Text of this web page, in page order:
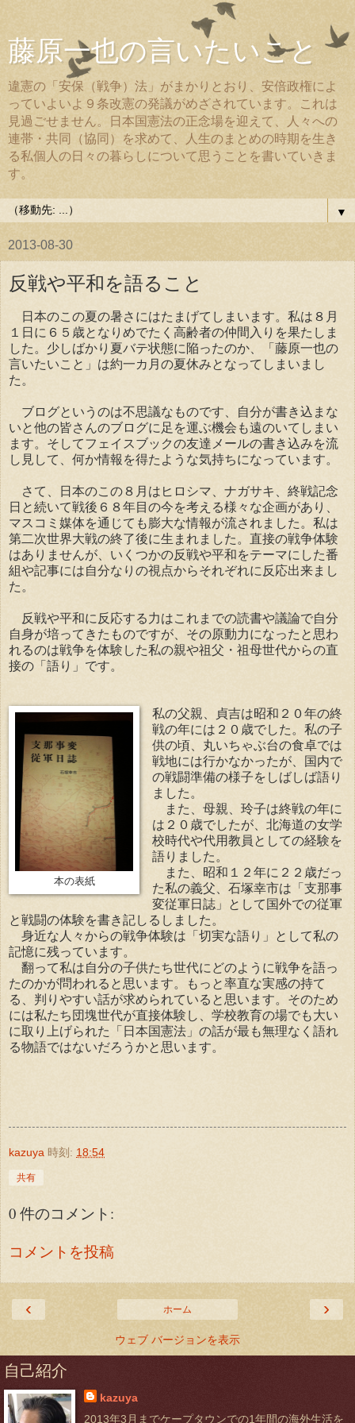
藤原一也の言いたいこと
違憲の「安保（戦争）法」がまかりとおり、安倍政権によ
っていよいよ９条改憲の発議がめざされています。これは
見過ごせません。日本国憲法の正念場を迎えて、人々への
連帯・共同（協同）を求めて、人生のまとめの時期を生き
る私個人の日々の暮らしについて思うことを書いていきま
す。
▼
2013-08-30
反戦や平和を語ること
日本のこの夏の暑さにはたまげてしまいます。私は８月
１日に６５歳となりめでたく高齢者の仲間入りを果たしま
した。少しばかり夏バテ状態に陥ったのか、「藤原一也の
言いたいこと」は約一カ月の夏休みとなってしまいまし
た。
ブログというのは不思議なものです、自分が書き込まな
いと他の皆さんのブログに足を運ぶ機会も遠のいてしまい
ます。そしてフェイスブックの友達メールの書き込みを流
し見して、何か情報を得たような気持ちになっています。
さて、日本のこの８月はヒロシマ、ナガサキ、終戦記念
日と続いて戦後６８年目の今を考える様々な企画があり、
マスコミ媒体を通じても膨大な情報が流されました。私は
第二次世界大戦の終了後に生まれました。直接の戦争体験
はありませんが、いくつかの反戦や平和をテーマにした番
組や記事には自分なりの視点からそれぞれに反応出来まし
た。
反戦や平和に反応する力はこれまでの読書や議論で自分
自身が培ってきたものですが、その原動力になったと思わ
れるのは戦争を体験した私の親や祖父・祖母世代からの直
接の「語り」です。
本の表紙
私の父親、貞吉は昭和２０年の終
戦の年には２０歳でした。私の子
供の頃、丸いちゃぶ台の食卓では
戦地には行かなかったが、国内で
の戦闘準備の様子をしばしば語り
ました。
また、母親、玲子は終戦の年に
は２０歳でしたが、北海道の女学
校時代や代用教員としての経験を
語りました。
また、昭和１２年に２２歳だっ
た私の義父、石塚幸市は「支那事
変従軍日誌」として国外での従軍
と戦闘の体験を書き記しるしました。
身近な人々からの戦争体験は「切実な語り」として私の
記憶に残っています。
翻って私は自分の子供たち世代にどのように戦争を語っ
たのかが問われると思います。もっと率直な実感の持て
る、判りやすい話が求められていると思います。そのため
には私たち団塊世代が直接体験し、学校教育の場でも大い
に取り上げられた「日本国憲法」の話が最も無理なく語れ
る物語ではないだろうかと思います。
kazuya 時刻: 18:54
共有
0 件のコメント:
コメントを投稿
‹ ›
ホーム
ウェブ バージョンを表示
自己紹介
kazuya
2013年3月までケープタウンでの1年間の海外生活を